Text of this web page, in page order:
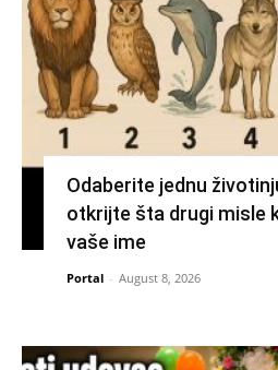
Odaberite jednu
otkrijte šta drugi misle
vaše ime
Portal - August 8, 2026